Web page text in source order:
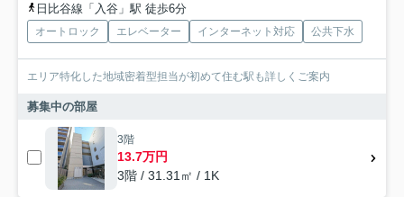
日比谷線「入谷」駅 徒歩6分
オートロック エレベーター インターネット対応 公共下水
エリア特化した地域密着型担当が初めて住む駅も詳しくご案内
募集中の部屋
3階
13.7万円
3階 / 31.31㎡ / 1K